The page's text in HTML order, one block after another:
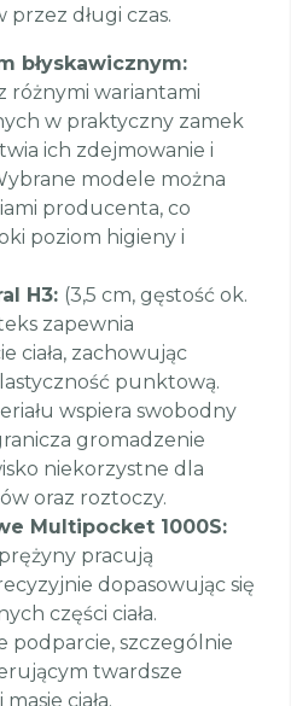
długi czas.
błyskawicznym:
różnymi wariantami
w praktyczny zamek
ich zdejmowanie i
modele można
producenta, co
poziom higieny i
H3: (3,5 cm, gęstość ok.
zapewnia
ciała, zachowując
punktową.
wspiera swobodny
gromadzenie
niekorzystne dla
oraz roztoczy.
Multipocket 1000S:
pracują
dopasowując się
części ciała.
podparcie, szczególnie
twardsze
ciała.